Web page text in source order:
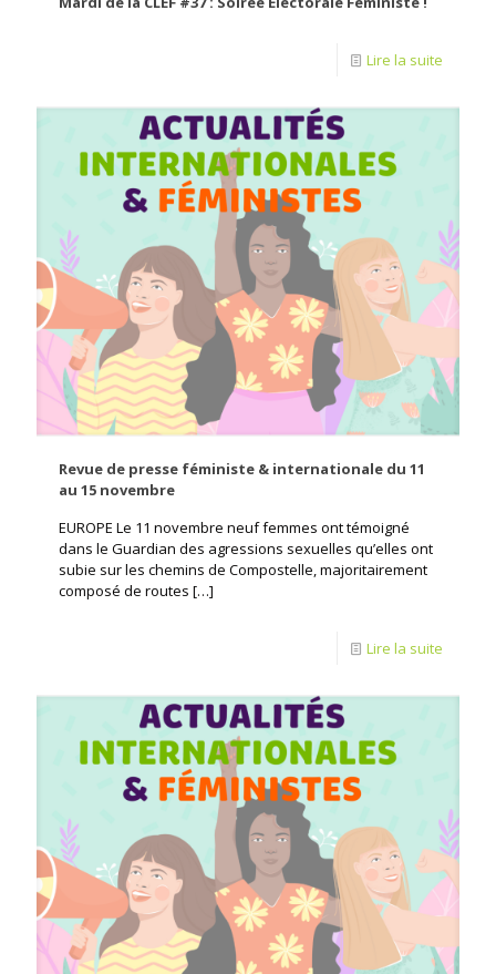
Lire la suite
Revue de presse féministe & internationale du 11
au 15 novembre
EUROPE Le 11 novembre neuf femmes ont témoigné
dans le Guardian des agressions sexuelles qu’elles ont
subie sur les chemins de Compostelle, majoritairement
composé de routes […]
Lire la suite